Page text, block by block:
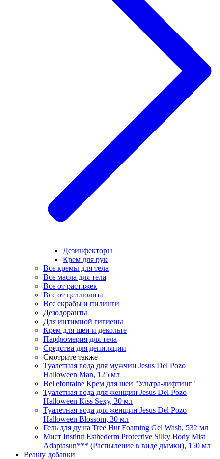
Дезинфекторы
Крем для рук
Все кремы для тела
Все масла для тела
Все от растяжек
Все от целлюлита
Все скрабы и пилинги
Дезодоранты
Для интимной гигиены
Крем для шеи и декольте
Парфюмерия для тела
Средства для депиляции
Смотрите также
Туалетная вода для мужчин Jesus Del Pozo
Halloween Man, 125 мл
Bellefontaine Крем для шеи "Ультра-лифтинг"
Туалетная вода для женщин Jesus Del Pozo
Halloween Kiss Sexy, 30 мл
Туалетная вода для женщин Jesus Del Pozo
Halloween Blossom, 30 мл
Гель для душа Tree Hut Foaming Gel Wash, 532 мл
Мист Institut Esthederm Protective Silky Body Mist
Adaptasun*** (Распыление в виде дымки), 150 мл
Beauty добавки